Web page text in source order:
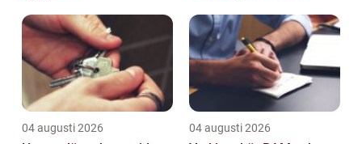
04 augusti 2026 04 augusti 2026